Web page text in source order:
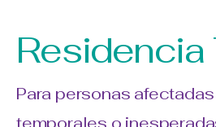
Para personas